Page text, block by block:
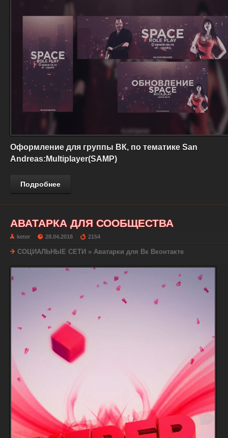
Оформление для группы ВК, по тематике San
Andreas:Multiplayer(SAMP)
Подробнее
АВАТАРКА ДЛЯ СООБЩЕСТВА
keter 28.04.2018 2154
СОЦИАЛЬНЫЕ СЕТИ » Аватарки для Вк Вконтакте